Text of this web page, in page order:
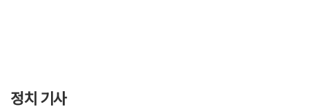
정치 기사